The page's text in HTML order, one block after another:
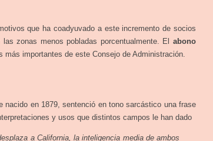
que ha coadyuvado a este incremento de socios
zonas menos pobladas porcentualmente. El abono
más importantes de este Consejo de Administración.
nacido en 1879, sentenció en tono sarcástico una frase
y usos que distintos campos le han dado
a California, la inteligencia media de ambos